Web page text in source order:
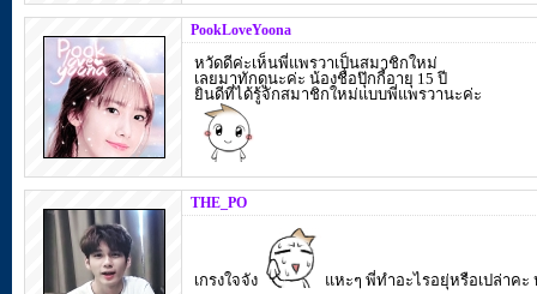
PookLoveYoona
หวัดดีค่ะเห็นพี่แพรวาเป็นสมาชิกใหม่
เลยมาทักดูนะค่ะ น้องชื่อปุ๊กกี้อายุ 15 ปี
ยินดีที่ได้รู้จักสมาชิกใหม่แบบพี่แพรวานะค่ะ
THE_PO
เกรงใจจัง แหะๆ พี่ทำอะไรอยุ่หรือเปล่าค